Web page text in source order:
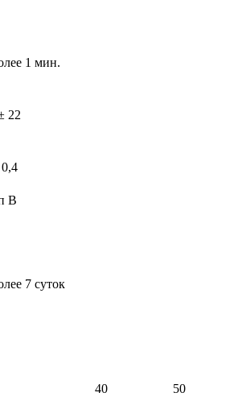
1 мин.
22
В
7 суток
40 50